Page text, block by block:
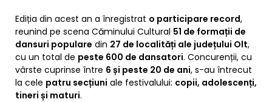
Ediția din acest an a înregistrat o participare record,
reunind pe scena Căminului Cultural 51 de formații de
dansuri populare din 27 de localități ale județului Olt,
cu un total de peste 600 de dansatori. Concurenții, cu
vârste cuprinse între 6 și peste 20 de ani, s-au întrecut
la cele patru secțiuni ale festivalului: copii, adolescenți,
tineri și maturi.